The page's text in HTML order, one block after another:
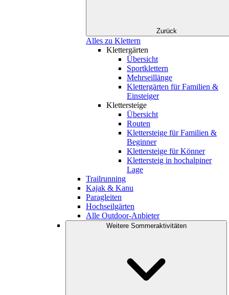
Zurück
Alles zu Klettern
Klettergärten
Übersicht
Sportklettern
Mehrseillänge
Klettergärten für Familien &
Einsteiger
Klettersteige
Übersicht
Routen
Klettersteige für Familien &
Beginner
Klettersteige für Könner
Klettersteig in hochalpiner
Lage
Trailrunning
Kajak & Kanu
Paragleiten
Hochseilgärten
Alle Outdoor-Anbieter
Weitere Sommeraktivitäten